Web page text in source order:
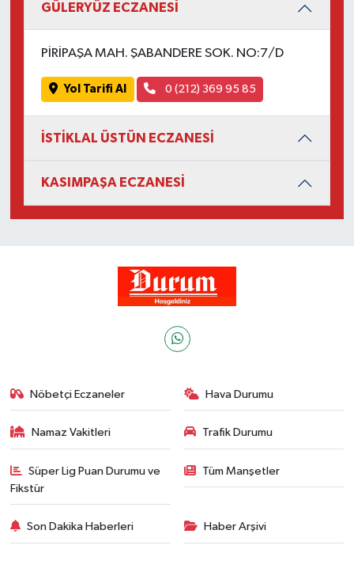
GÜLERYÜZ ECZANESİ
PİRİPAŞA MAH. ŞABANDERE SOK. NO:7/D
Yol Tarifi Al 0 (212) 369 95 85
İSTİKLAL ÜSTÜN ECZANESİ
KASIMPAŞA ECZANESİ
Nöbetçi Eczaneler Hava Durumu
Namaz Vakitleri Trafik Durumu
Süper Lig Puan Durumu ve
Fikstür
Tüm Manşetler
Son Dakika Haberleri Haber Arşivi